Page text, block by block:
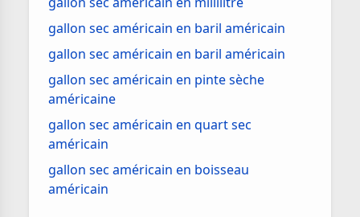
gallon sec américain en baril américain
gallon sec américain en baril américain
gallon sec américain en pinte sèche
américaine
gallon sec américain en quart sec
américain
gallon sec américain en boisseau
américain